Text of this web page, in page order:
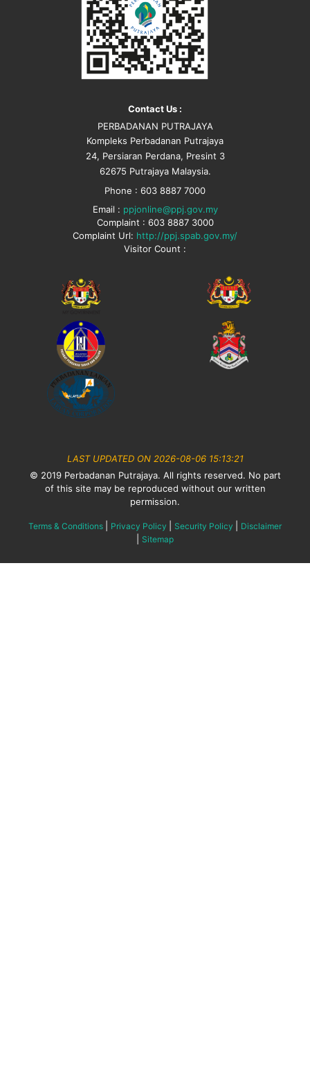
Contact Us :
PERBADANAN PUTRAJAYA
Kompleks Perbadanan Putrajaya
24, Persiaran Perdana, Presint 3
62675 Putrajaya Malaysia.
Phone : 603 8887 7000
Email : ppjonline@ppj.gov.my
Complaint : 603 8887 3000
Complaint Url: http://ppj.spab.gov.my/
Visitor Count :
LAST UPDATED ON 2026-08-06 15:13:21
© 2019 Perbadanan Putrajaya. All rights reserved. No part
of this site may be reproduced without our written
permission.
Terms & Conditions Privacy Policy Security Policy Disclaimer
Sitemap